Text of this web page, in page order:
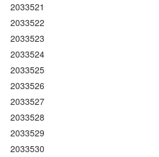
2033521
2033522
2033523
2033524
2033525
2033526
2033527
2033528
2033529
2033530